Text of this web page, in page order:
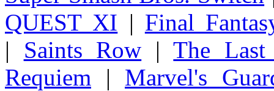
QUEST XI | Final
| Saints Row |The
Requiem | Marvel's